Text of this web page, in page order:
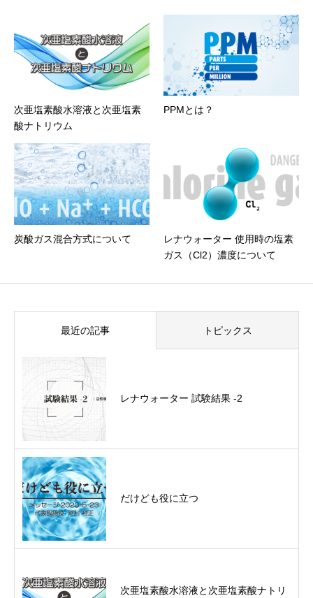
次亜塩素酸水溶液と次亜塩素
酸ナトリウム
PPMとは？
炭酸ガス混合方式について
レナウォーター 使用時の塩素
ガス（Cl2）濃度について
最近の記事 トピックス
レナウォーター 試験結果 -2
だけども役に立つ
次亜塩素酸水溶液と次亜塩素酸ナトリ